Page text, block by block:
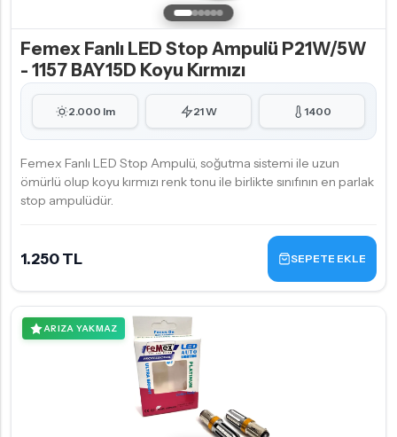
Femex Fanlı LED Stop Ampulü P21W/5W
- 1157 BAY15D Koyu Kırmızı
2.000 lm 21 W 1400
Femex Fanlı LED Stop Ampulü, soğutma sistemi ile uzun
ömürlü olup koyu kırmızı renk tonu ile birlikte sınıfının en parlak
stop ampulüdür.
1.250 TL SEPETE EKLE
ARIZA YAKMAZ